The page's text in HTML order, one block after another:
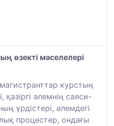
өзекті мәселелері
курстың
әлемнің саяси-
үрдістері, әлемдегі
процестер, ондағы